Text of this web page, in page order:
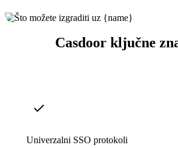
Casdoor ključne
Univerzalni SSO protokoli